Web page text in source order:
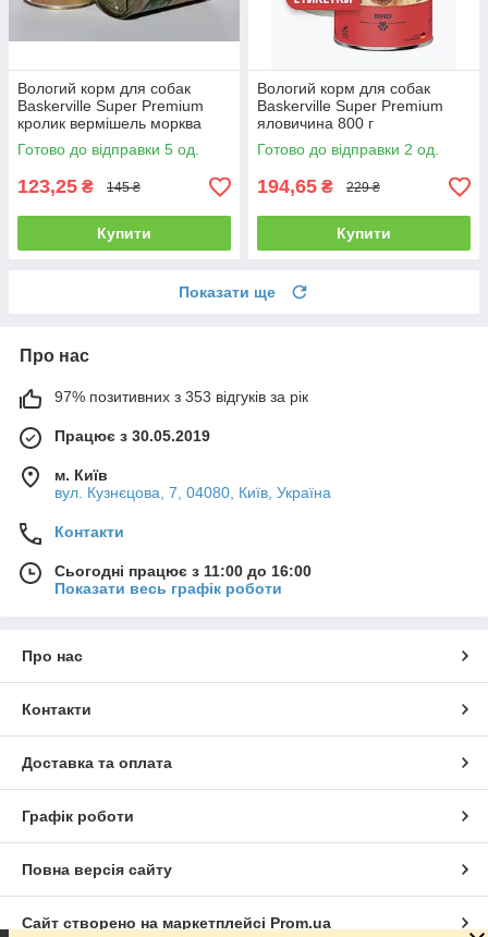
Вологий корм для собак
Baskerville Super Premium
кролик вермішель морква
400 г
Готово до відправки 5 од.
123,25 ₴ 145 ₴
Купити
Вологий корм для собак
Baskerville Super Premium
яловичина 800 г
Готово до відправки 2 од.
194,65 ₴ 229 ₴
Купити
Показати ще
Про нас
97% позитивних з 353 відгуків за рік
Працює з 30.05.2019
м. Київ
вул. Кузнєцова, 7, 04080, Київ, Україна
Контакти
Сьогодні працює з 11:00 до 16:00
Показати весь графік роботи
Про нас
Контакти
Доставка та оплата
Графік роботи
Повна версія сайту
Сайт створено на маркетплейсі Prom.ua